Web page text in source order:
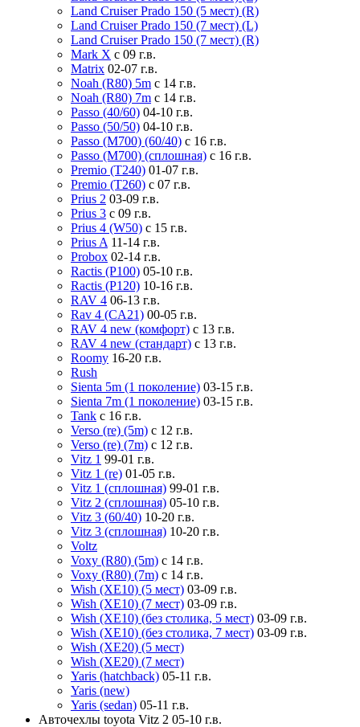
Land Cruiser Prado 150 (5 мест) (R)
Land Cruiser Prado 150 (7 мест) (L)
Land Cruiser Prado 150 (7 мест) (R)
Mark X с 09 г.в.
Matrix 02-07 г.в.
Noah (R80) 5m с 14 г.в.
Noah (R80) 7m с 14 г.в.
Passo (40/60) 04-10 г.в.
Passo (50/50) 04-10 г.в.
Passo (M700) (60/40) с 16 г.в.
Passo (M700) (сплошная) с 16 г.в.
Premio (T240) 01-07 г.в.
Premio (T260) с 07 г.в.
Prius 2 03-09 г.в.
Prius 3 с 09 г.в.
Prius 4 (W50) с 15 г.в.
Prius A 11-14 г.в.
Probox 02-14 г.в.
Ractis (P100) 05-10 г.в.
Ractis (P120) 10-16 г.в.
RAV 4 06-13 г.в.
Rav 4 (CA21) 00-05 г.в.
RAV 4 new (комфорт) с 13 г.в.
RAV 4 new (стандарт) с 13 г.в.
Roomy 16-20 г.в.
Rush
Sienta 5m (1 поколение) 03-15 г.в.
Sienta 7m (1 поколение) 03-15 г.в.
Tank с 16 г.в.
Verso (re) (5m) с 12 г.в.
Verso (re) (7m) с 12 г.в.
Vitz 1 99-01 г.в.
Vitz 1 (re) 01-05 г.в.
Vitz 1 (сплошная) 99-01 г.в.
Vitz 2 (сплошная) 05-10 г.в.
Vitz 3 (60/40) 10-20 г.в.
Vitz 3 (сплошная) 10-20 г.в.
Voltz
Voxy (R80) (5m) с 14 г.в.
Voxy (R80) (7m) с 14 г.в.
Wish (XE10) (5 мест) 03-09 г.в.
Wish (XE10) (7 мест) 03-09 г.в.
Wish (XE10) (без столика, 5 мест) 03-09 г.в.
Wish (XE10) (без столика, 7 мест) 03-09 г.в.
Wish (XE20) (5 мест)
Wish (XE20) (7 мест)
Yaris (hatchback) 05-11 г.в.
Yaris (new)
Yaris (sedan) 05-11 г.в.
Авточехлы toyota Vitz 2 05-10 г.в.